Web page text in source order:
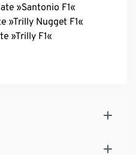
»Santonio F1«
»Trilly Nugget F1«
»Trilly F1«
Dolly F1«
cm